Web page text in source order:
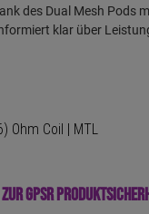
des Dual Mesh Pods
klar über
Ohm Coil | MTL
GPSR